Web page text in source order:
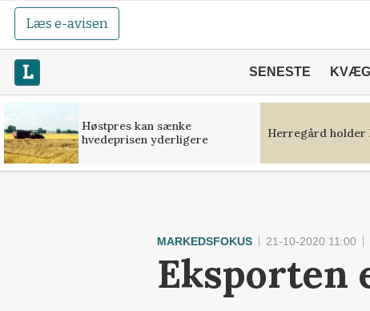
Læs e-avisen
SENESTE KVÆG
Høstpres kan sænke
hvedeprisen yderligere
Herregård holder
MARKEDSFOKUS 21-10-2020 11:00
Eksporten